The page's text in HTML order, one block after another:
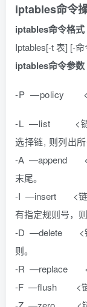
iptables命令
iptables命令格式
Iptables[-t 表] [-
iptables命令参数
-P —policy <链
-L —list <链名
选择链, 则列出所
-A —append <
末尾。
-I —insert <链名
有指定规则号，
-D —delete <链
则。
-R —replace <
-F —flush <链